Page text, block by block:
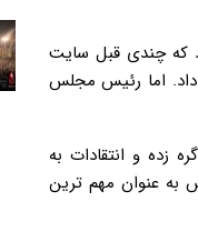
که چندی قبل سایت
داد. اما رئیس مجلس
زده و انتقادات به
به عنوان مهم ترین